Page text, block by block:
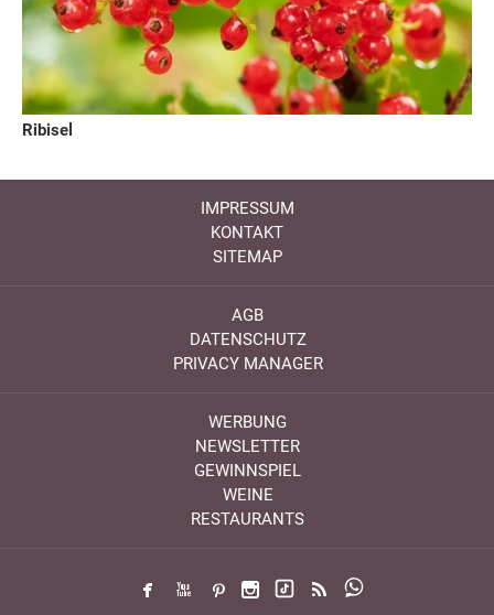
Ribisel
IMPRESSUM
KONTAKT
SITEMAP
AGB
DATENSCHUTZ
PRIVACY MANAGER
WERBUNG
NEWSLETTER
GEWINNSPIEL
WEINE
RESTAURANTS